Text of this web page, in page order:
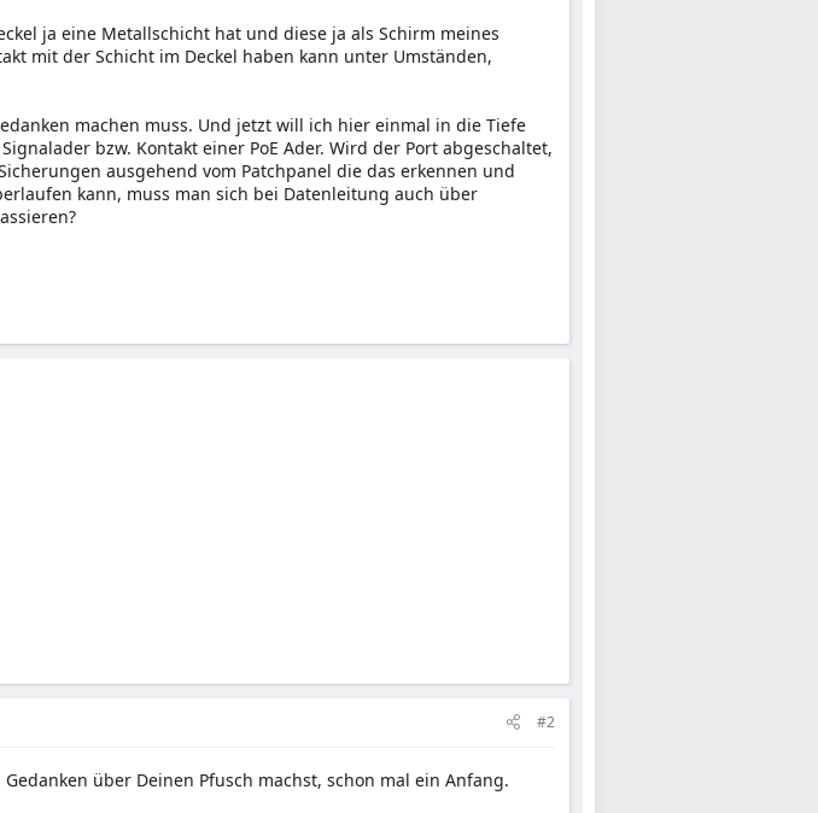
ja eine Metallschicht hat und diese ja als Schirm meines
mit der Schicht im Deckel haben kann unter Umständen,
machen muss. Und jetzt will ich hier einmal in die Tiefe
bzw. Kontakt einer PoE Ader. Wird der Port abgeschaltet,
ausgehend vom Patchpanel die das erkennen und
kann, muss man sich bei Datenleitung auch über
#2
über Deinen Pfusch machst, schon mal ein Anfang.